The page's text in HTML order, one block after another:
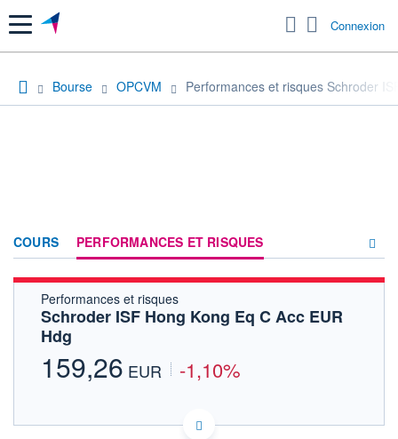
Menu Connexion
Bourse OPCVM Performances et risques Schroder
COURS PERFORMANCES ET RISQUES
FORUM
Performances et risques
Schroder ISF Hong Kong Eq C Acc EUR
Hdg
159,26 EUR -1,10%
LU0334663159 - Schroder Investment Management